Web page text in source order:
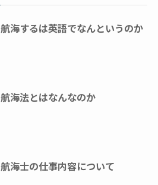
航海するは英語でなんというのか
航海法とはなんなのか
航海士の仕事内容について